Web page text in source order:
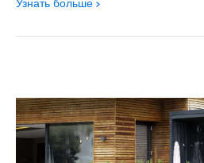
Узнать больше